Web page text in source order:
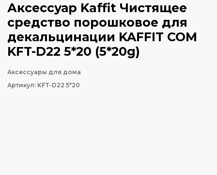
Аксессуар Kaffit Чистящее
средство порошковое для
декальцинации KAFFIT COM
KFT-D22 5*20 (5*20g)
Аксессуары для дома
Артикул: KFT-D22 5*20